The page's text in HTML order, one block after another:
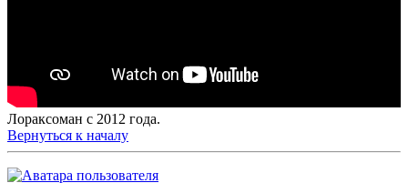
Лораксоман с 2012 года.
Вернуться к началу